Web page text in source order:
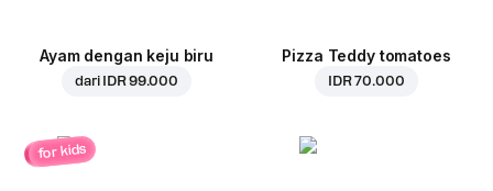
Ayam dengan keju biru
dari IDR 99.000
Pizza Teddy tomatoes
IDR 70.000
for kids